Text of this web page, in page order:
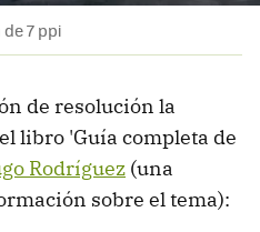
7 ppi
de resolución la
libro 'Guía completa de
Rodríguez (una
sobre el tema):